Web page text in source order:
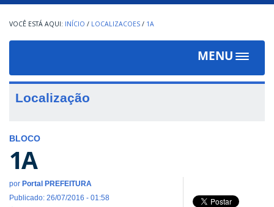
INÍCIO / LOCALIZACOES / 1A
MENU
Toggle
Localização
BLOCO
1A
por Portal PREFEITURA
Publicado: 26/07/2016 - 01:58